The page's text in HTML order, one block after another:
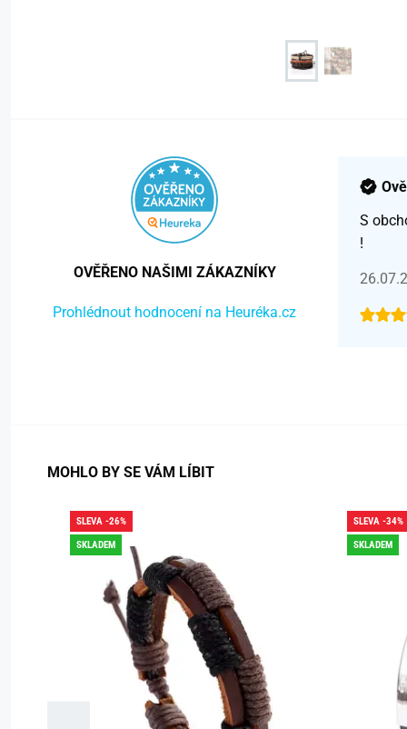
OVĚŘENO NAŠIMI ZÁKAZNÍKY
Prohlédnout hodnocení na Heuréka.cz
S
!
MOHLO BY SE VÁM LÍBIT
SLEVA -26%
SKLADEM
SLEVA -34%
SKLADEM